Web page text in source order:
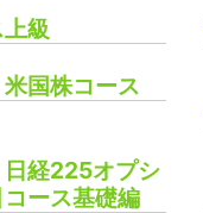
級
国株コース
日経225オプシ
ース基礎編